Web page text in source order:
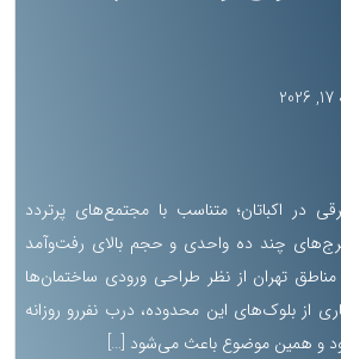
اکباتان؛ متناسب با مجتمع‌های پرتردد
برج‌های چند ده واحدی و حجم بالای رفت‌وآمد
تهران از نظر طراحی ورودی ساختمان‌ها
بلوک‌های این محدوده، درب نفررو روزانه
و همین موضوع باعث می‌شود […]